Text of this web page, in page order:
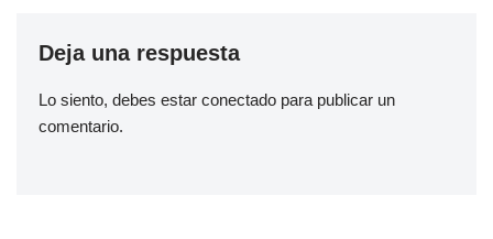
Deja una respuesta
Lo siento, debes estar conectado para publicar un
comentario.